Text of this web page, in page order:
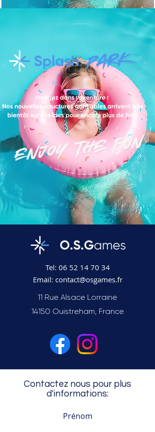
Tel: 06 52 14 70 34
Email: contact@osgames.fr
11 Rue Alsace Lorraine
14150 Ouistreham, France
Contactez nous pour plus
d'informations:
Prénom